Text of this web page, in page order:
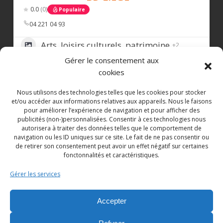
Gérer le consentement aux
cookies
Nous utilisons des technologies telles que les cookies pour stocker
et/ou accéder aux informations relatives aux appareils. Nous le faisons
pour améliorer l’expérience de navigation et pour afficher des
publicités (non-)personnalisées. Consentir à ces technologies nous
autorisera à traiter des données telles que le comportement de
navigation ou les ID uniques sur ce site. Le fait de ne pas consentir ou
de retirer son consentement peut avoir un effet négatif sur certaines
fonctonnalités et caractéristiques.
Gérer les services
Accepter
est heureux de vous accueillir du mardi au
samedi, de 10 h à 18 h, pour une pause
pâtisseries et macarons Darcis, glace artisanale
emblématiques de la Maison.
Rendez-vous Rue des Dominicains 20, à
Liège.
#BelgianChocolate#chocolat#chocolate
#madeinbelgium#chocolatliege
Avec le soutien de la Société Royale Le
Commerce Liégeois ASBL
0.0 (0) Populaire
04 221 04 93
Arts, loisirs culturels, patrimoine +2
LES TRESORS DU PALAIS
0.0 (0)€€€€ Populaire
Zone d’implantation
0497268319
48